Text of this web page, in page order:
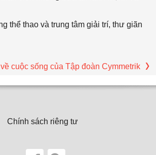
thể thao và trung tâm giải trí, thư giãn
cuộc sống của Tập đoàn Cymmetrik
Chính sách riêng tư